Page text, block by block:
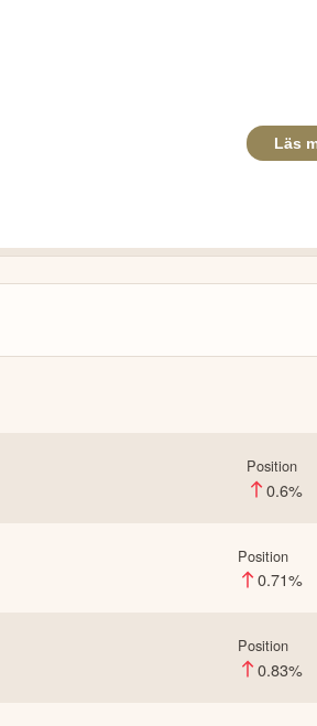
Position
0.6%
Position
0.71%
Position
0.83%